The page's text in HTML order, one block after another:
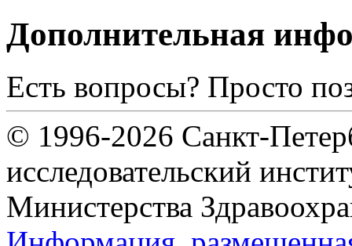
Дополнительная
Есть вопросы? Просто
© 1996-2026 Санкт-
исследовательский
Министерства